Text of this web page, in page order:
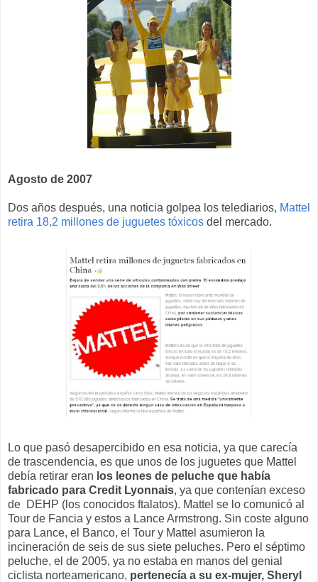
Agosto de 2007
Dos años después, una noticia golpea los telediarios, Mattel
retira 18,2 millones de juguetes tóxicos del mercado.
Lo que pasó desapercibido en esa noticia, ya que carecía
de trascendencia, es que unos de los juguetes que Mattel
debía retirar eran los leones de peluche que había
fabricado para Credit Lyonnais, ya que contenían exceso
de DEHP (los conocidos ftalatos). Mattel se lo comunicó al
Tour de Fancia y estos a Lance Armstrong. Sin coste alguno
para Lance, el Banco, el Tour y Mattel asumieron la
incineración de seis de sus siete peluches. Pero el séptimo
peluche, el de 2005, ya no estaba en manos del genial
ciclista norteamericano, pertenecía a su ex-mujer, Sheryl